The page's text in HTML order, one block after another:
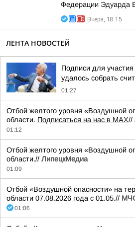
Федерации Эдуарда
Вчера, 18:15
ЛЕНТА НОВОСТЕЙ
Подписи для
удалось собрать
01:27
Отбой желтого уровня «Воздушной
области. Подписаться на нас в МАХ//
01:12
Отбой желтого уровня «Воздушной
области.// ЛипецкМедиа
01:09
Отбой «Воздушной опасности» на
области 07.08.2026 года с 01.05.//
01:06